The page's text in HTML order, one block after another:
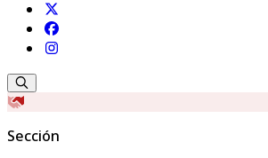
Sección